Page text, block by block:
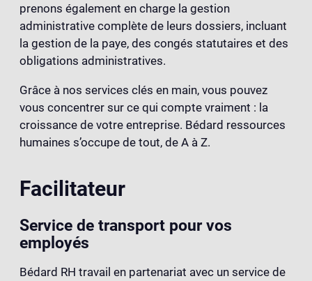
prenons également en charge la gestion
administrative complète de leurs dossiers, incluant
la gestion de la paye, des congés statutaires et des
obligations administratives.
Grâce à nos services clés en main, vous pouvez
vous concentrer sur ce qui compte vraiment : la
croissance de votre entreprise. Bédard ressources
humaines s’occupe de tout, de A à Z.
Facilitateur
Service de transport pour vos
employés
Bédard RH travail en partenariat avec un service de